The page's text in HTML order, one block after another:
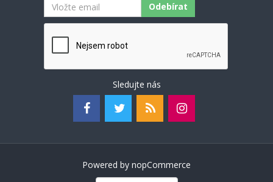
Odebírat
Sledujte nás
Powered by nopCommerce